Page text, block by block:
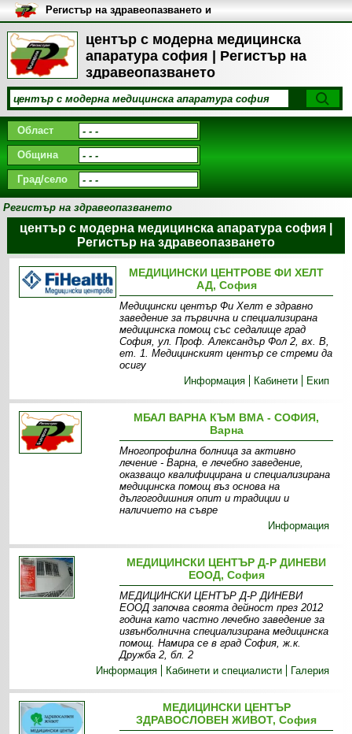
център с модерна медицинска
апаратура софия | Регистър на
здравеопазването
Регистър на здравеопазването и
медицинските заведения в
България
Област
Община
Град/село
Регистър на здравеопазването
център с модерна медицинска апаратура софия |
Регистър на здравеопазването
МЕДИЦИНСКИ ЦЕНТРОВЕ ФИ ХЕЛТ
АД, София
Медицински център Фи Хелт е здравно
заведение за първична и специализирана
медицинска помощ със седалище град
София, ул. Проф. Александър Фол 2, вх. В,
ет. 1. Медицинският център се стреми да
осигу
Информация
Кабинети Екип
МБАЛ ВАРНА КЪМ ВМА - СОФИЯ,
Варна
Многопрофилна болница за активно
лечение - Варна, е лечебно заведение,
оказващо квалифицирана и специализирана
медицинска помощ въз основа на
дългогодишния опит и традиции и
наличието на съвре
Информация
МЕДИЦИНСКИ ЦЕНТЪР Д-Р ДИНЕВИ
ЕООД, София
МЕДИЦИНСКИ ЦЕНТЪР Д-Р ДИНЕВИ
ЕООД започва своята дейност през 2012
година като частно лечебно заведение за
извънболнична специализирана медицинска
помощ. Намира се в град София, ж.к.
Дружба 2, бл. 2
Информация
Кабинети и специалисти Галерия
МЕДИЦИНСКИ ЦЕНТЪР
ЗДРАВОСЛОВЕН ЖИВОТ, София